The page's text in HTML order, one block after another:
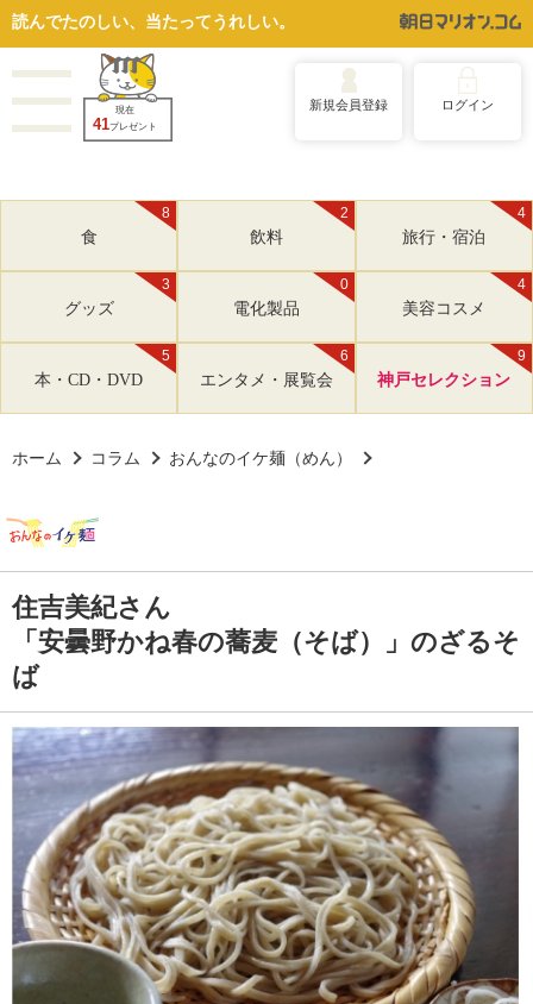
読んでたのしい、当たってうれしい。
現在
41プレゼント
新規会員登録 ログイン
8
食
2
飲料
4
旅行・宿泊
3
グッズ
0
電化製品
4
美容コスメ
5
本・CD・DVD
6
エンタメ・展覧会
9
神戸セレクション
ホーム コラム おんなのイケ麺（めん）
住吉美紀さん
「安曇野かね春の蕎麦（そば）」のざるそ
ば